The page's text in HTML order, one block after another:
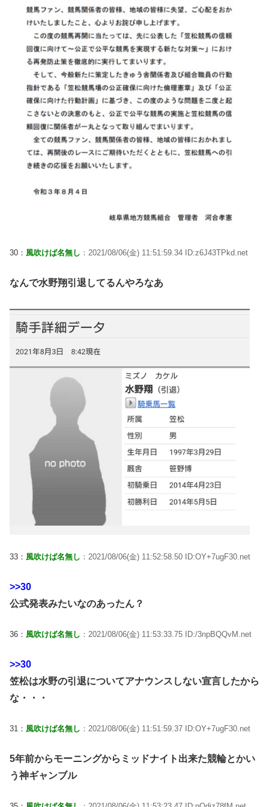
30： 風吹けば名無し ：2021/08/06(金) 11:51:59.34 ID:z6J43TPkd.net
なんで水野翔引退してるんやろなあ
33： 風吹けば名無し ：2021/08/06(金) 11:52:58.50 ID:OY+7ugF30.net
>>30
公式発表みたいなのあったん？
36： 風吹けば名無し ：2021/08/06(金) 11:53:33.75 ID:/3npBQQvM.net
>>30
笠松は水野の引退についてアナウンスしない宣言したから
な・・・
31： 風吹けば名無し ：2021/08/06(金) 11:51:59.37 ID:OY+7ugF30.net
5年前からモーニングからミッドナイト出来た競輪とかい
う神ギャンブル